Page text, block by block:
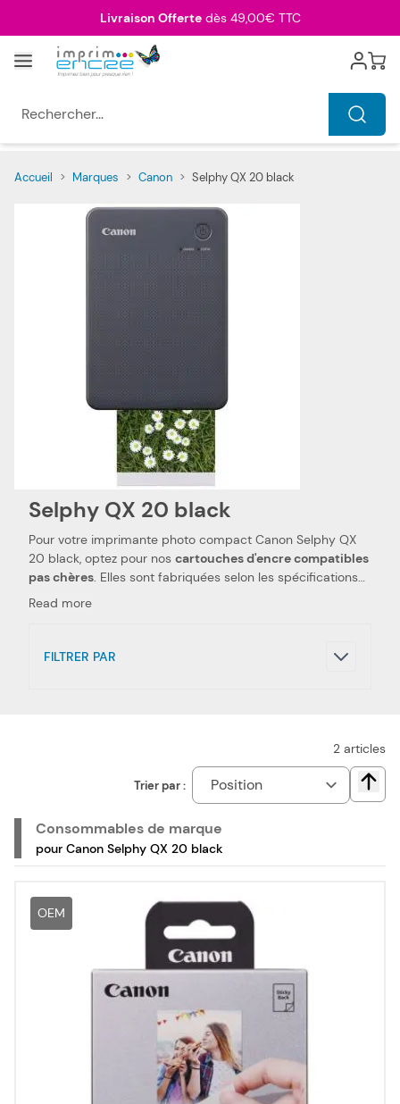
Livraison Offertedès 49,00€ TTC
Menu Cart
Accueil > Marques > Canon > Selphy QX 20 black
Selphy QX 20 black
Pour votre imprimante photo compact Canon Selphy QX
20 black, optez pour nos cartouches d'encre compatibles
pas chères. Elles sont fabriquées selon les spécifications
Canon, ainsi que selon les normes spécifiques. Ceci les
pièces de qualité, qui permettent d'obtenir des
photo de la marque Canon, pour votre imprimante photo
compact Canon Selphy QX 20 black.
Read more
FILTRER PAR
2 articles
Trier par :
Consommables de marque
pour Canon Selphy QX 20 black
OEM